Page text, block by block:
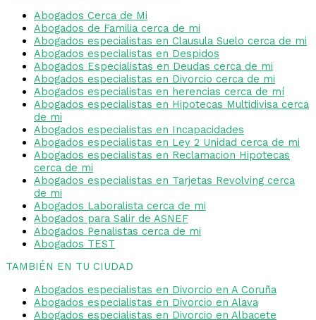
Abogados Cerca de Mi
Abogados de Familia cerca de mi
Abogados especialistas en Clausula Suelo cerca de mi
Abogados especialistas en Despidos
Abogados Especialistas en Deudas cerca de mi
Abogados especialistas en Divorcio cerca de mi
Abogados especialistas en herencias cerca de mí
Abogados especialistas en Hipotecas Multidivisa cerca
de mi
Abogados especialistas en Incapacidades
Abogados especialistas en Ley 2 Unidad cerca de mi
Abogados especialistas en Reclamacion Hipotecas
cerca de mi
Abogados especialistas en Tarjetas Revolving cerca
de mi
Abogados Laboralista cerca de mi
Abogados para Salir de ASNEF
Abogados Penalistas cerca de mi
Abogados TEST
TAMBIÉN EN TU CIUDAD
Abogados especialistas en Divorcio en A Coruña
Abogados especialistas en Divorcio en Alava
Abogados especialistas en Divorcio en Albacete